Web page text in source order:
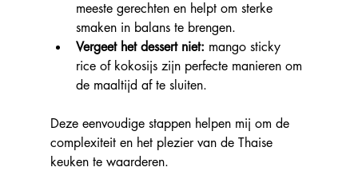
meeste gerechten en helpt om sterke
smaken in balans te brengen.
Vergeet het dessert niet: mango sticky
rice of kokosijs zijn perfecte manieren om
de maaltijd af te sluiten.
Deze eenvoudige stappen helpen mij om de
complexiteit en het plezier van de Thaise
keuken te waarderen.